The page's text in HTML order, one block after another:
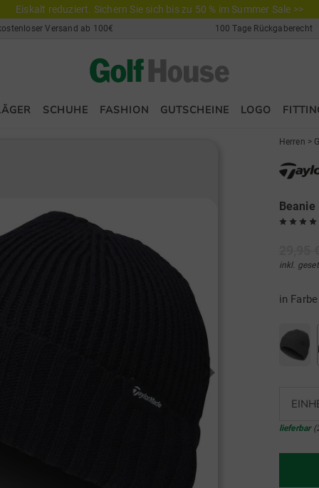
Eiskalt reduziert. Sichern Sie sich bis zu 50 % im Summer Sale >>
Versand ab 100€ 100 Tage Rückgaberecht
SCHUHE FASHION GUTSCHEINE LOGO
Herren >
Beanie
inkl.
in Farbe
lieferbar